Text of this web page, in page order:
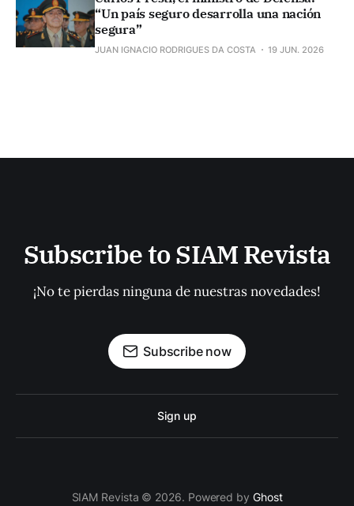
“Un país seguro desarrolla una nación
segura”
JUAN IGNACIO RODRIGUES DA COSTA 19 JUN. 2026
Subscribe to SIAM Revista
¡No te pierdas ninguna de nuestras novedades!
Subscribe now
Sign up
SIAM Revista © 2026. Powered by Ghost